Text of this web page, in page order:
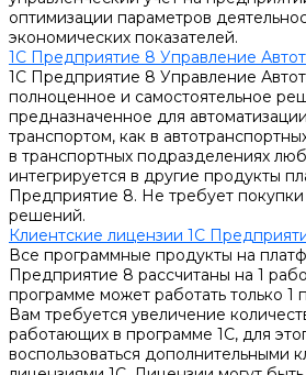
оптимизации параметров
экономических показателей.
1С Предприятие 8 Управление
1С Предприятие 8 Управление
полноценное и самостоятельное
предназначенное для
транспортом, как в
в транспортных подразделениях
интегрируется в другие продукты
Предприятие 8. Не требует
решений.
Клиентские лицензии 1С
Все программные продукты на
Предприятие 8 рассчитаны на 1
программе может работать только 1
Вам требуется увеличение
работающих в программе 1С, для
воспользоваться дополнительными